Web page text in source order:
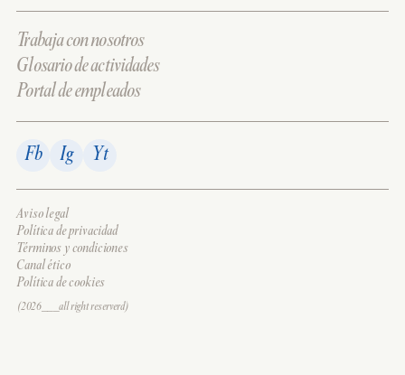
Trabaja con nosotros
Glosario de actividades
Portal de empleados
Fb Ig Yt
Aviso legal
Política de privacidad
Términos y condiciones
Canal ético
Política de cookies
(2026___all right reserverd)